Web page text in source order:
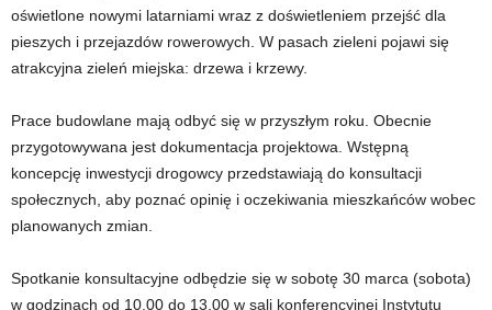
oświetlone nowymi latarniami wraz z doświetleniem przejść dla
pieszych i przejazdów rowerowych. W pasach zieleni pojawi się
atrakcyjna zieleń miejska: drzewa i krzewy.
Prace budowlane mają odbyć się w przyszłym roku. Obecnie
przygotowywana jest dokumentacja projektowa. Wstępną
koncepcję inwestycji drogowcy przedstawiają do konsultacji
społecznych, aby poznać opinię i oczekiwania mieszkańców wobec
planowanych zmian.
Spotkanie konsultacyjne odbędzie się w sobotę 30 marca (sobota)
w godzinach od 10.00 do 13.00 w sali konferencyjnej Instytutu